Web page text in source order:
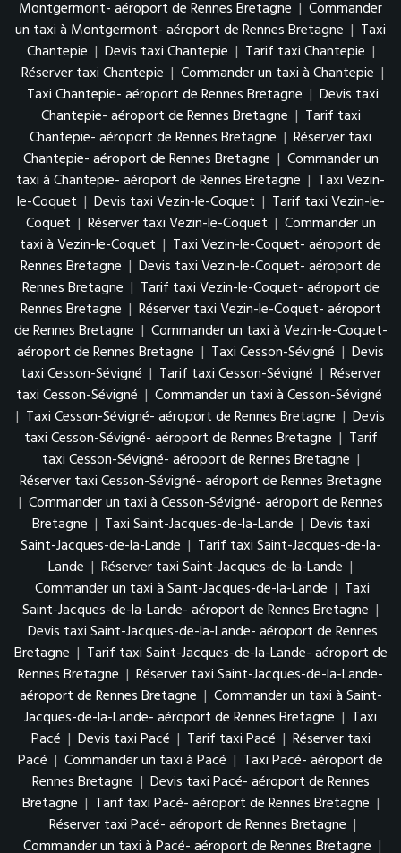
Montgermont- aéroport de Rennes Bretagne | Commander
un taxi à Montgermont- aéroport de Rennes Bretagne | Taxi
Chantepie | Devis taxi Chantepie | Tarif taxi Chantepie |
Réserver taxi Chantepie | Commander un taxi à Chantepie |
Taxi Chantepie- aéroport de Rennes Bretagne | Devis taxi
Chantepie- aéroport de Rennes Bretagne | Tarif taxi
Chantepie- aéroport de Rennes Bretagne | Réserver taxi
Chantepie- aéroport de Rennes Bretagne | Commander un
taxi à Chantepie- aéroport de Rennes Bretagne | Taxi Vezin-
le-Coquet | Devis taxi Vezin-le-Coquet | Tarif taxi Vezin-le-
Coquet | Réserver taxi Vezin-le-Coquet | Commander un
taxi à Vezin-le-Coquet | Taxi Vezin-le-Coquet- aéroport de
Rennes Bretagne | Devis taxi Vezin-le-Coquet- aéroport de
Rennes Bretagne | Tarif taxi Vezin-le-Coquet- aéroport de
Rennes Bretagne | Réserver taxi Vezin-le-Coquet- aéroport
de Rennes Bretagne | Commander un taxi à Vezin-le-Coquet-
aéroport de Rennes Bretagne | Taxi Cesson-Sévigné | Devis
taxi Cesson-Sévigné | Tarif taxi Cesson-Sévigné | Réserver
taxi Cesson-Sévigné | Commander un taxi à Cesson-Sévigné
| Taxi Cesson-Sévigné- aéroport de Rennes Bretagne | Devis
taxi Cesson-Sévigné- aéroport de Rennes Bretagne | Tarif
taxi Cesson-Sévigné- aéroport de Rennes Bretagne |
Réserver taxi Cesson-Sévigné- aéroport de Rennes Bretagne
| Commander un taxi à Cesson-Sévigné- aéroport de Rennes
Bretagne | Taxi Saint-Jacques-de-la-Lande | Devis taxi
Saint-Jacques-de-la-Lande | Tarif taxi Saint-Jacques-de-la-
Lande | Réserver taxi Saint-Jacques-de-la-Lande |
Commander un taxi à Saint-Jacques-de-la-Lande | Taxi
Saint-Jacques-de-la-Lande- aéroport de Rennes Bretagne |
Devis taxi Saint-Jacques-de-la-Lande- aéroport de Rennes
Bretagne | Tarif taxi Saint-Jacques-de-la-Lande- aéroport de
Rennes Bretagne | Réserver taxi Saint-Jacques-de-la-Lande-
aéroport de Rennes Bretagne | Commander un taxi à Saint-
Jacques-de-la-Lande- aéroport de Rennes Bretagne | Taxi
Pacé | Devis taxi Pacé | Tarif taxi Pacé | Réserver taxi
Pacé | Commander un taxi à Pacé | Taxi Pacé- aéroport de
Rennes Bretagne | Devis taxi Pacé- aéroport de Rennes
Bretagne | Tarif taxi Pacé- aéroport de Rennes Bretagne |
Réserver taxi Pacé- aéroport de Rennes Bretagne |
Commander un taxi à Pacé- aéroport de Rennes Bretagne |